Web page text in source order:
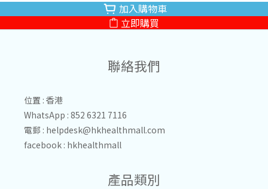
加入購物車
立即購買
聯絡我們
位置 : 香港
WhatsApp : 852 6321 7116
電郵 : helpdesk@hkhealthmall.com
facebook : hkhealthmall
產品類別